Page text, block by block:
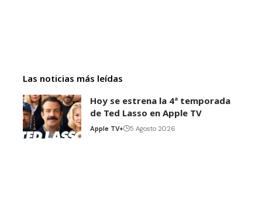
Las noticias más leídas
Hoy se estrena la 4ª temporada
de Ted Lasso en Apple TV
Apple TV+ 5 Agosto 2026